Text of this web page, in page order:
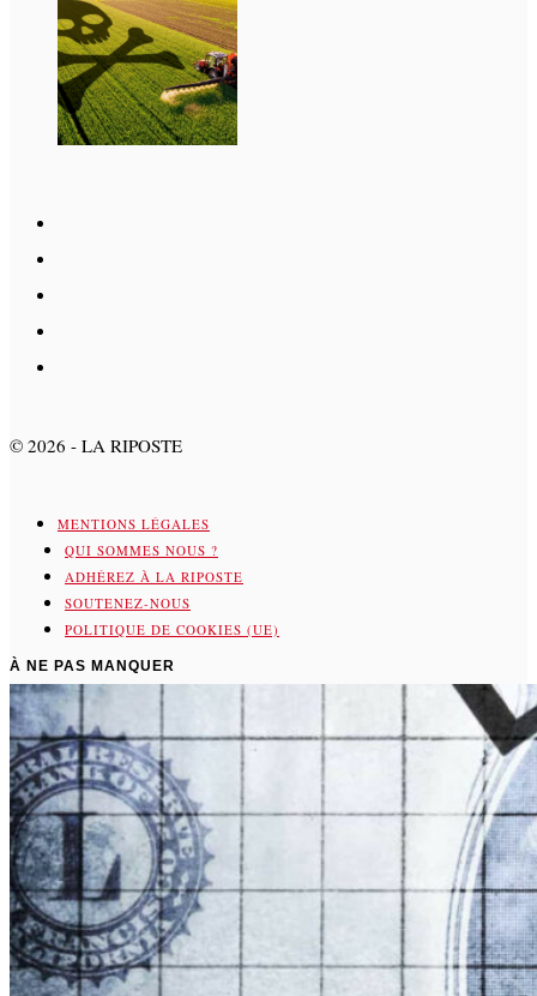
© 2026 - LA RIPOSTE
MENTIONS LÉGALES
QUI SOMMES NOUS ?
ADHÉREZ À LA RIPOSTE
SOUTENEZ-NOUS
POLITIQUE DE COOKIES (UE)
À NE PAS MANQUER